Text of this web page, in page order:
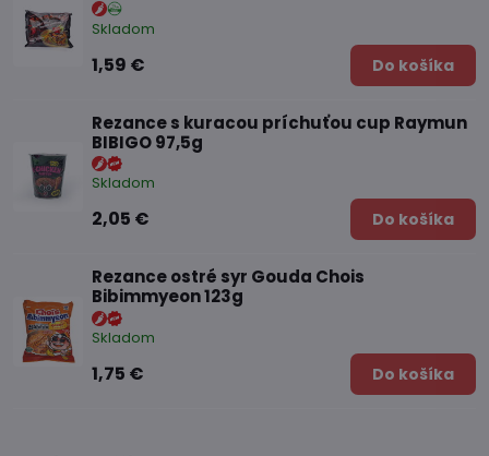
Skladom
1,59 € Do košíka
Rezance s kuracou príchuťou cup Raymun
BIBIGO 97,5g
Skladom
2,05 € Do košíka
Rezance ostré syr Gouda Chois
Bibimmyeon 123g
Skladom
1,75 € Do košíka